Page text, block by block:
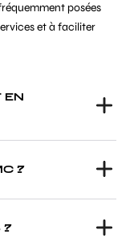
posées
et à faciliter
EN
?
?